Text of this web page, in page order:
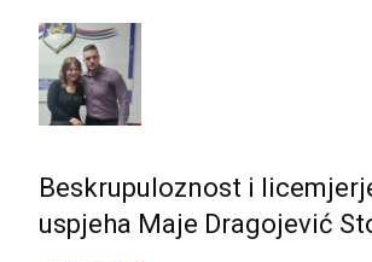
Beskrupuloznost i
uspjeha Maje Dragojević